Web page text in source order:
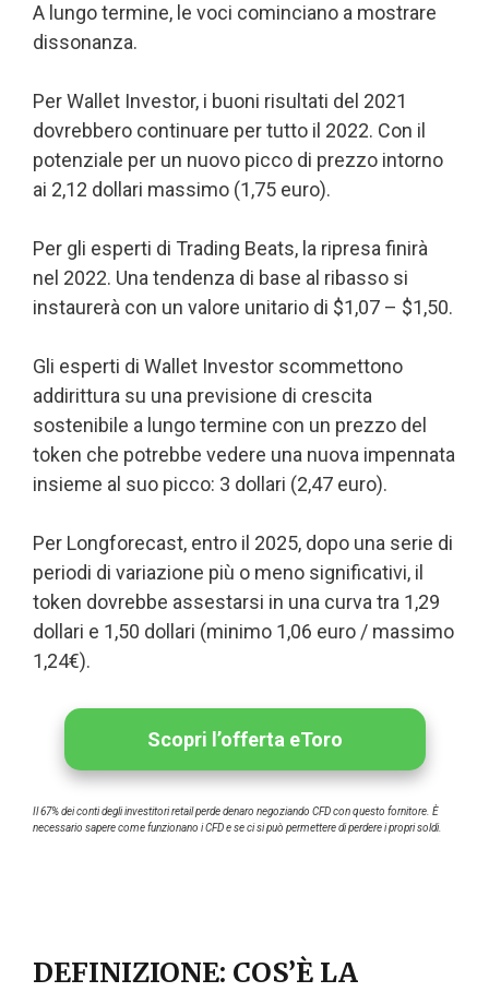
A lungo termine, le voci cominciano a mostrare
dissonanza.
Per Wallet Investor, i buoni risultati del 2021
dovrebbero continuare per tutto il 2022. Con il
potenziale per un nuovo picco di prezzo intorno
ai 2,12 dollari massimo (1,75 euro).
Per gli esperti di Trading Beats, la ripresa finirà
nel 2022. Una tendenza di base al ribasso si
instaurerà con un valore unitario di $1,07 – $1,50.
Gli esperti di Wallet Investor scommettono
addirittura su una previsione di crescita
sostenibile a lungo termine con un prezzo del
token che potrebbe vedere una nuova impennata
insieme al suo picco: 3 dollari (2,47 euro).
Per Longforecast, entro il 2025, dopo una serie di
periodi di variazione più o meno significativi, il
token dovrebbe assestarsi in una curva tra 1,29
dollari e 1,50 dollari (minimo 1,06 euro / massimo
1,24€).
Scopri l’offerta eToro
Il 67% dei conti degli investitori retail perde denaro negoziando CFD con questo fornitore. È
necessario sapere come funzionano i CFD e se ci si può permettere di perdere i propri soldi.
DEFINIZIONE: COS’È LA